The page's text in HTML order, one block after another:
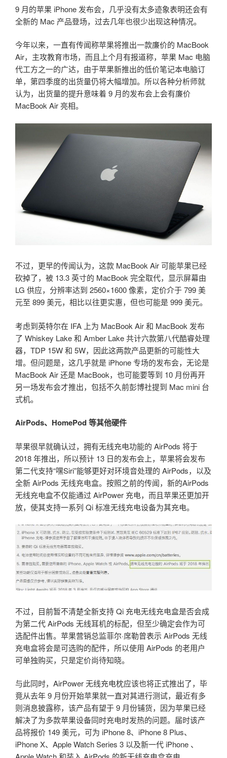
9 月的苹果 iPhone 发布会，几乎没有太多迹象表明还会有
全新的 Mac 产品登场，过去几年也很少出现这种情况。
今年以来，一直有传闻称苹果将推出一款廉价的 MacBook
Air，主攻教育市场，而且上个月有报道称，苹果 Mac 电脑
代工方之一的广达，由于苹果新推出的低价笔记本电脑订
单，第四季度的出货量仍将大幅增加。所以各种分析师就
认为，出货量的提升意味着 9 月的发布会上会有廉价
MacBook Air 亮相。
不过，更早的传闻认为，这款 MacBook Air 可能苹果已经
砍掉了，被 13.3 英寸的 MacBook 完全取代，显示屏幕由
LG 供应，分辨率达到 2560×1600 像素，定价介于 799 美
元至 899 美元，相比以往更实惠，但也可能是 999 美元。
考虑到英特尔在 IFA 上为 MacBook Air 和 MacBook 发布
了 Whiskey Lake 和 Amber Lake 共计六款第八代酷睿处理
器，TDP 15W 和 5W，因此这两款产品更新的可能性大
增。但问题是，这几乎就是 iPhone 专场的发布会，无论是
MacBook Air 还是 MacBook，也可能要等到 10 月份再开
另一场发布会才推出，包括不久前彭博社提到 Mac mini 台
式机。
AirPods、HomePod 等其他硬件
苹果很早就确认过，拥有无线充电功能的 AirPods 将于
2018 年推出，所以预计 13 日的发布会上，苹果将会发布
第二代支持“嘿Siri”能够更好对环境音处理的 AirPods，以及
全新 AirPods 无线充电盒。按照之前的传闻，新的AirPods
无线充电盒不仅能通过 AirPower 充电，而且苹果还更加开
放，使其支持一系列 Qi 标准无线充电设备为其充电。
不过，目前暂不清楚全新支持 Qi 充电无线充电盒是否会成
为第二代 AirPods 无线耳机的标配，但至少确定会作为可
选配件出售。苹果营销总监菲尔·席勒曾表示 AirPods 无线
充电盒将会是可选购的配件，所以使用 AirPods 的老用户
可单独购买，只是定价尚待知晓。
与此同时，AirPower 无线充电枕应该也将正式推出了，毕
竟从去年 9 月份开始苹果就一直对其进行测试，最近有多
则消息披露称，该产品有望于 9 月份铺货，因为苹果已经
解决了为多款苹果设备同时充电时发热的问题。届时该产
品将报价 149 美元，可为 iPhone 8、iPhone 8 Plus、
iPhone X、Apple Watch Series 3 以及新一代 iPhone 、